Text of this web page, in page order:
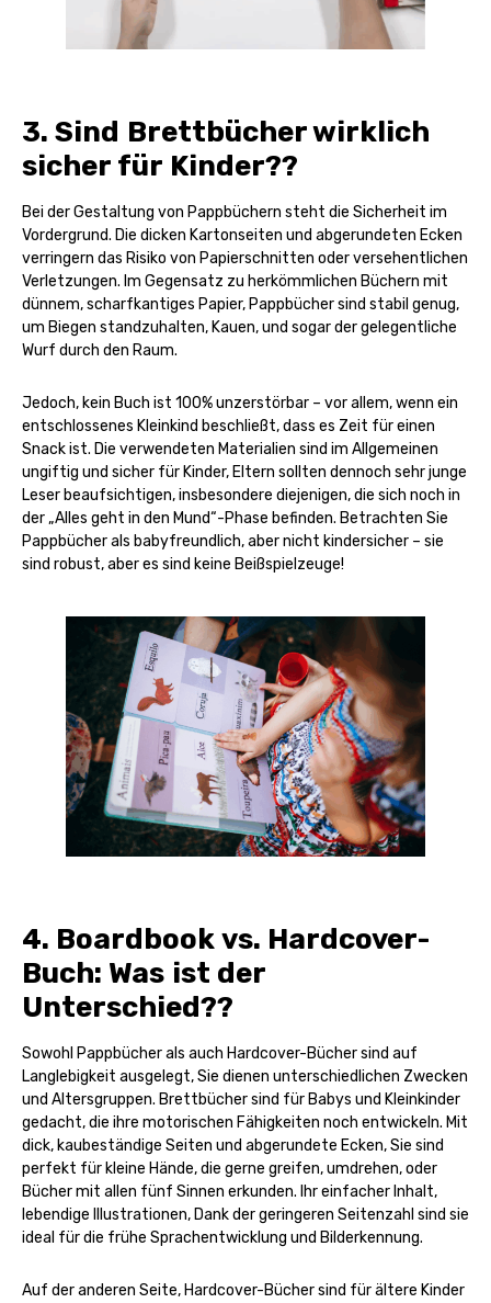
3. Sind Brettbücher wirklich
sicher für Kinder??
Bei der Gestaltung von Pappbüchern steht die Sicherheit im
Vordergrund. Die dicken Kartonseiten und abgerundeten Ecken
verringern das Risiko von Papierschnitten oder versehentlichen
Verletzungen. Im Gegensatz zu herkömmlichen Büchern mit
dünnem, scharfkantiges Papier, Pappbücher sind stabil genug,
um Biegen standzuhalten, Kauen, und sogar der gelegentliche
Wurf durch den Raum.
Jedoch, kein Buch ist 100% unzerstörbar – vor allem, wenn ein
entschlossenes Kleinkind beschließt, dass es Zeit für einen
Snack ist. Die verwendeten Materialien sind im Allgemeinen
ungiftig und sicher für Kinder, Eltern sollten dennoch sehr junge
Leser beaufsichtigen, insbesondere diejenigen, die sich noch in
der „Alles geht in den Mund“-Phase befinden. Betrachten Sie
Pappbücher als babyfreundlich, aber nicht kindersicher – sie
sind robust, aber es sind keine Beißspielzeuge!
4. Boardbook vs. Hardcover-
Buch: Was ist der
Unterschied??
Sowohl Pappbücher als auch Hardcover-Bücher sind auf
Langlebigkeit ausgelegt, Sie dienen unterschiedlichen Zwecken
und Altersgruppen. Brettbücher sind für Babys und Kleinkinder
gedacht, die ihre motorischen Fähigkeiten noch entwickeln. Mit
dick, kaubeständige Seiten und abgerundete Ecken, Sie sind
perfekt für kleine Hände, die gerne greifen, umdrehen, oder
Bücher mit allen fünf Sinnen erkunden. Ihr einfacher Inhalt,
lebendige Illustrationen, Dank der geringeren Seitenzahl sind sie
ideal für die frühe Sprachentwicklung und Bilderkennung.
Auf der anderen Seite, Hardcover-Bücher sind für ältere Kinder